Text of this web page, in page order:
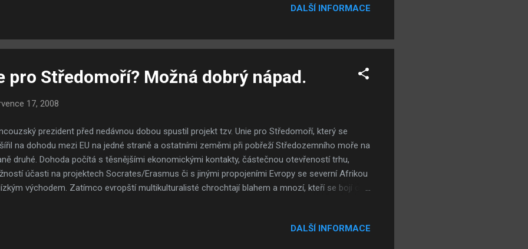
2279 mrtvých či zmizelých. Z dostupných pramenů víme, že se většinou nejednalo o běžné
pomoci Salvadoru Allende nastolit v Chile stejný k...
DALŠÍ INFORMACE
pro Středomoří? Možná dobrý nápad.
17, 2008
prezident před nedávnou dobou spustil projekt tzv. Unie pro Středomoří, který se
na dohodu mezi EU na jedné straně a ostatními zeměmi při pobřeží Středozemního moře na
druhé. Dohoda počítá s těsnějšími ekonomickými kontakty, částečnou otevřeností trhu,
účasti na projektech Socrates/Erasmus či s jinými propojeními Evropy se severní Afrikou
východem. Zatímco evropští multikulturalisté chrochtají blahem a mnozí, kteří se bojí o
veřejnosti tolik známý a toto pozorování mi ukázalo jednu věc - Nicolas Sarkozy arabské
DALŠÍ INFORMACE